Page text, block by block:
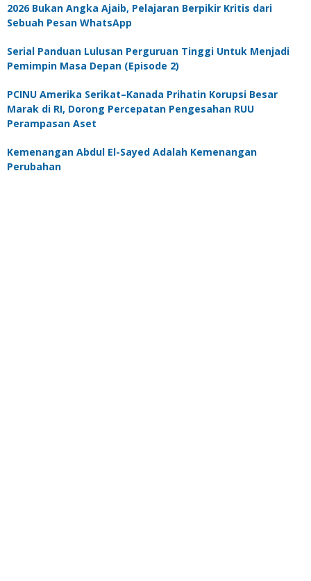
2026 Bukan Angka Ajaib, Pelajaran Berpikir Kritis dari
Sebuah Pesan WhatsApp
Serial Panduan Lulusan Perguruan Tinggi Untuk Menjadi
Pemimpin Masa Depan (Episode 2)
PCINU Amerika Serikat–Kanada Prihatin Korupsi Besar
Marak di RI, Dorong Percepatan Pengesahan RUU
Perampasan Aset
Kemenangan Abdul El-Sayed Adalah Kemenangan
Perubahan